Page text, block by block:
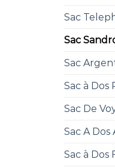
Sac
Sac
Sac
Sac à Dos
Sac De
Sac A Dos
Sac à Dos